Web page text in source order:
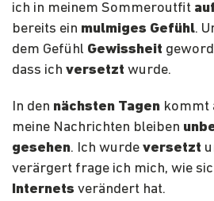
ich in meinem Sommeroutfit
bereits ein mulmiges Gefühl.
dem Gefühl Gewissheit
dass ich versetzt wurde.
In den nächsten Tagen kommt
meine Nachrichten bleiben
gesehen. Ich wurde versetzt
verärgert frage ich mich, wie
Internets verändert hat.